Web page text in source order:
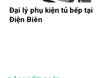
Đại lý phụ kiện tủ bếp tại
Điện Biên